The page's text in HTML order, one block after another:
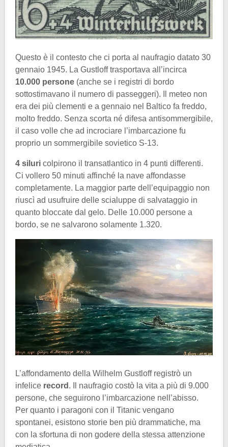
Questo è il contesto che ci porta al naufragio datato 30
gennaio 1945. La Gustloff trasportava all’incirca
10.000 persone (anche se i registri di bordo
sottostimavano il numero di passeggeri). Il meteo non
era dei più clementi e a gennaio nel Baltico fa freddo,
molto freddo. Senza scorta né difesa antisommergibile,
il caso volle che ad incrociare l’imbarcazione fu
proprio un sommergibile sovietico S-13.
4 siluri colpirono il transatlantico in 4 punti differenti.
Ci vollero 50 minuti affinché la nave affondasse
completamente. La maggior parte dell’equipaggio non
riuscì ad usufruire delle scialuppe di salvataggio in
quanto bloccate dal gelo. Delle 10.000 persone a
bordo, se ne salvarono solamente 1.320.
L’affondamento della Wilhelm Gustloff registrò un
infelice record . Il naufragio costò la vita a più di 9.000
persone, che seguirono l’imbarcazione nell’abisso.
Per quanto i paragoni con il Titanic vengano
spontanei, esistono storie ben più drammatiche, ma
con la sfortuna di non godere della stessa attenzione